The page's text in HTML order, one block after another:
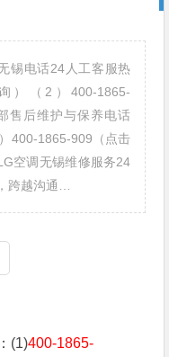
锡电话24人工客服热
）（2）400-1865-
售后维护与保养电话
400-1865-909（点击
空调无锡维修服务24
跨越沟通…
(1)400-1865-